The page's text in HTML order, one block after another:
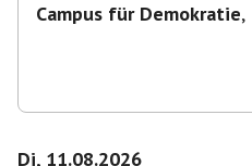
Campus für Demokratie,
Di, 11.08.2026